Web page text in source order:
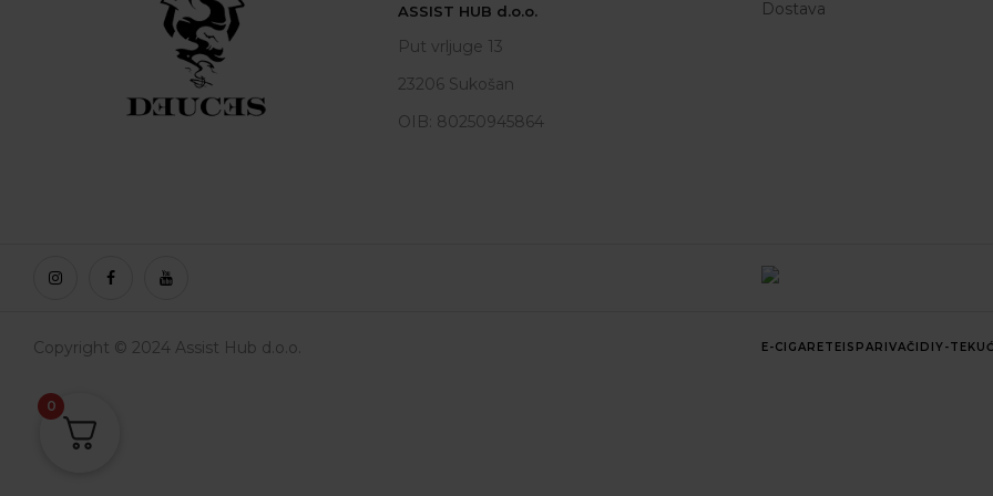
ASSIST HUB d.o.o.
Put vrljuge 13
23206 Sukošan
OIB: 80250945864
Dostava
Copyright © 2024 Assist Hub d.o.o. E-CIGARETEISPARIVAČI DIY-
0